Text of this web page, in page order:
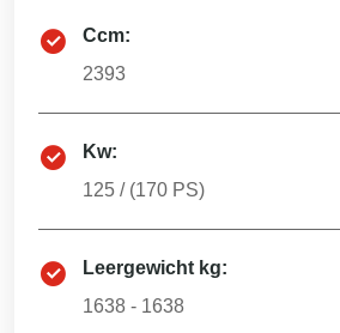
Ccm:
2393
Kw:
125 / (170 PS)
Leergewicht kg:
1638 - 1638